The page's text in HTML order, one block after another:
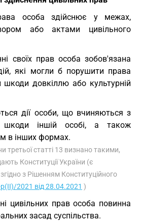
особа здійснює у межах,
або актами цивільного
своїх прав особа зобов'язана
які могли б порушити права
шкоди довкіллю або культурній
дії особи, що вчиняються з
шкоди іншій особі, а також
в інших формах.
третьої статті 13 визнано такими,
Конституції України (є
з Рішенням Конституційного
2021 від 28.04.2021 )
цивільних прав особа повинна
засад суспільства.